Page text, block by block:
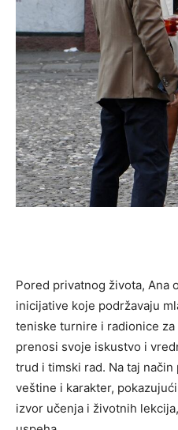
Pored privatnog života, Ana
inicijative koje podržavaju
teniske turnire i radionice
prenosi svoje iskustvo i
trud i timski rad. Na taj
veštine i karakter,
izvor učenja i životnih